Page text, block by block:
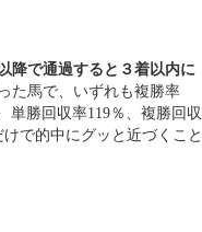
降で通過すると３着以内に
た馬で、いずれも複勝率
単勝回収率119％、複勝回収
で的中にグッと近づくこと